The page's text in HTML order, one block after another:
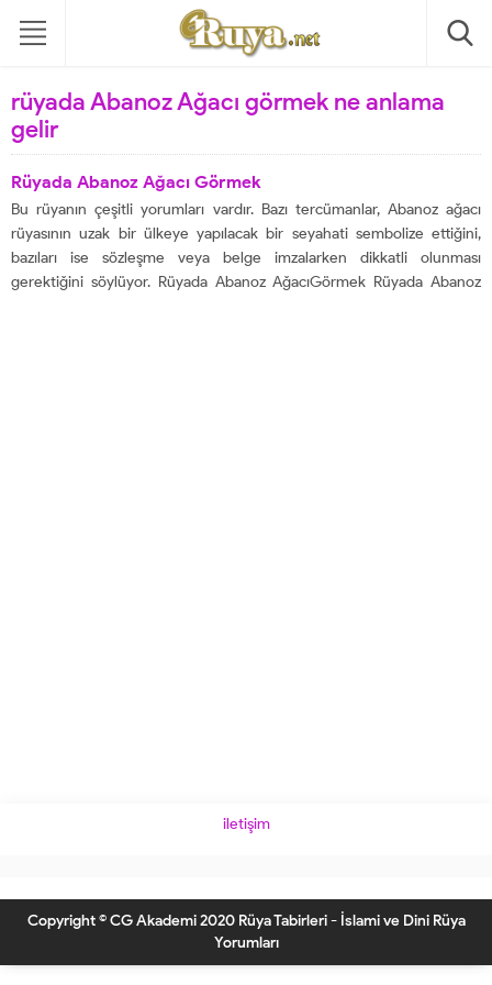
rüyada Abanoz Ağacı görmek ne anlama
gelir
Rüyada Abanoz Ağacı Görmek
Bu rüyanın çeşitli yorumları vardır. Bazı tercümanlar, Abanoz ağacı
rüyasının uzak bir ülkeye yapılacak bir seyahati sembolize ettiğini,
bazıları ise sözleşme veya belge imzalarken dikkatli olunması
gerektiğini söylüyor. Rüyada Abanoz AğacıGörmek Rüyada Abanoz
iletişim
Copyright © CG Akademi 2020 Rüya Tabirleri - İslami ve Dini Rüya
Yorumları